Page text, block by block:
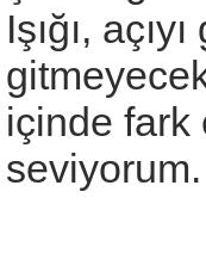
Işığı,
içinde fark